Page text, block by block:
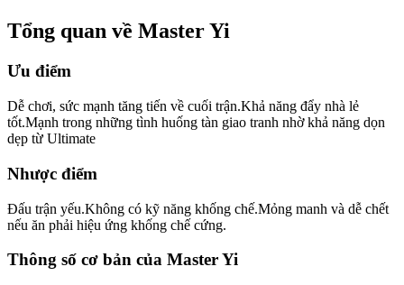
Tổng quan về Master Yi
Ưu điểm
Dễ chơi, sức mạnh tăng tiến về cuối trận.Khả năng đẩy nhà lẻ
tốt.Mạnh trong những tình huống tàn giao tranh nhờ khả năng dọn
dẹp từ Ultimate
Nhược điểm
Đấu trận yếu.Không có kỹ năng khống chế.Mỏng manh và dễ chết
nếu ăn phải hiệu ứng khống chế cứng.
Thông số cơ bản của Master Yi